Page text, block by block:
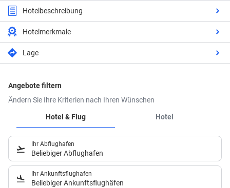
Hotelbeschreibung
Hotelmerkmale
Lage
Angebote filtern
Ändern Sie Ihre Kriterien nach Ihren Wünschen
Hotel & Flug
Hotel
Ihr Abflughafen
Beliebiger Abflughafen
Ihr Ankunftsflughafen
Beliebiger Ankunftsflughäfen